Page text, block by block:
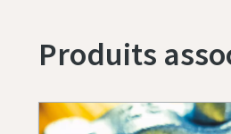
Produits